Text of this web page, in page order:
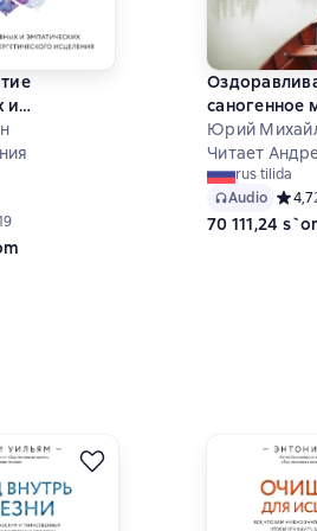
и
для
рейтинг 4,9 на основе 19 оценок
саногенное
Как
оставаться
Юрий
Читает
rus tilida
Audio
4,7
70 111,24